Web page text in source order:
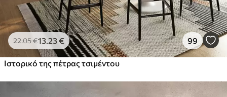
22.05€13 .23€ 99
Ιστορικό της πέτρας τσιμέντου